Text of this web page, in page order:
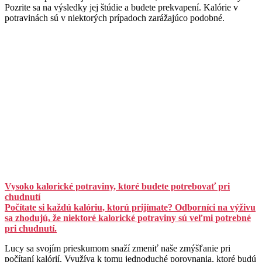
Pozrite sa na výsledky jej štúdie a budete prekvapení. Kalórie v
potravinách sú v niektorých prípadoch zarážajúco podobné.
Vysoko kalorické potraviny, ktoré budete potrebovať pri
chudnutí
Počítate si každú kalóriu, ktorú prijímate? Odborníci na výživu
sa zhodujú, že niektoré kalorické potraviny sú veľmi potrebné
pri chudnutí.
Lucy sa svojím prieskumom snaží zmeniť naše zmýšľanie pri
počítaní kalórií. Využíva k tomu jednoduché porovnania, ktoré budú